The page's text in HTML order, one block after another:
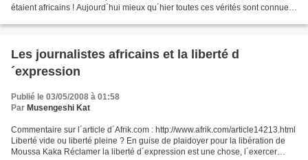
étaient africains ! Aujourd´hui mieux qu´hier toutes ces vérités sont connues,
Les journalistes africains et la liberté d
´expression
Publié le 03/05/2008 à 01:58
Par Musengeshi Kat
Commentaire sur l´article d´Afrik.com : http://www.afrik.com/article14213.html
Liberté vide ou liberté pleine ? En guise de plaidoyer pour la libération de
Moussa Kaka Réclamer la liberté d´expression est une chose, l´exercer